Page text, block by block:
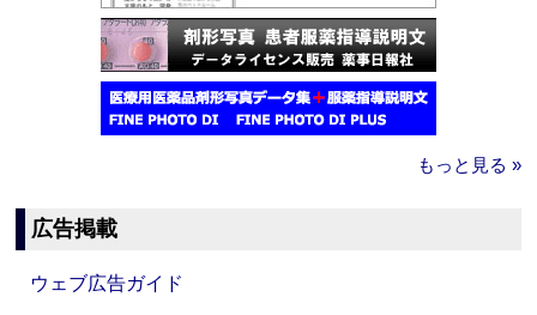
もっと見る »
広告掲載
ウェブ広告ガイド